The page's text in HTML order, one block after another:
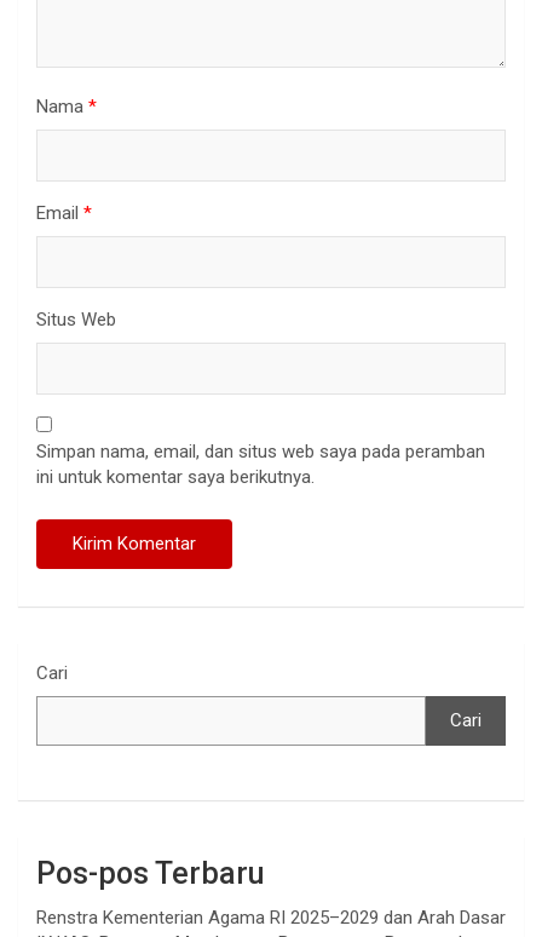
Nama *
Email *
Situs Web
Simpan nama, email, dan situs web saya pada peramban
ini untuk komentar saya berikutnya.
Cari
Cari
Pos-pos Terbaru
Renstra Kementerian Agama RI 2025–2029 dan Arah Dasar